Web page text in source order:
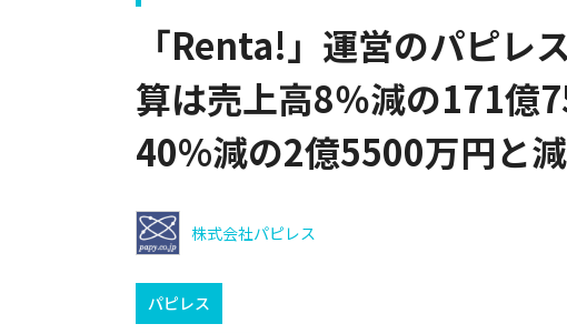
「Renta!」運営のパピレ
算は売上高8％減の171億
40%減の2億5500万円と
株式会社パピレス
パピレス